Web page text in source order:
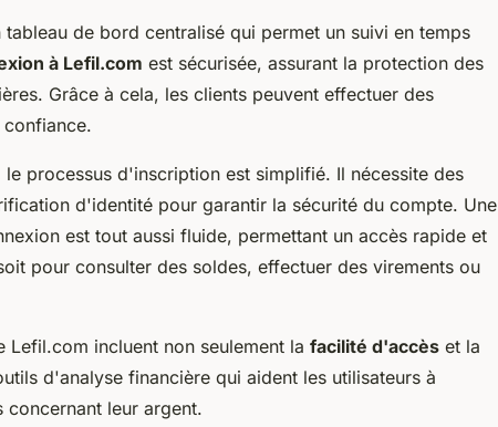
de bord centralisé qui permet un suivi en temps
à Lefil.com est sécurisée, assurant la protection des
Grâce à cela, les clients peuvent effectuer des
processus d'inscription est simplifié. Il nécessite des
d'identité pour garantir la sécurité du compte. Une
est tout aussi fluide, permettant un accès rapide et
pour consulter des soldes, effectuer des virements ou
Lefil.com incluent non seulement la facilité d'accès et la
d'analyse financière qui aident les utilisateurs à
concernant leur argent.